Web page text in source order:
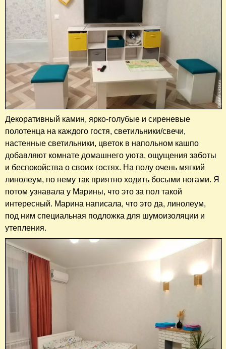
Декоративный камин, ярко-голубые и сиреневые
полотенца на каждого гостя, светильники/свечи,
настенные светильники, цветок в напольном кашпо
добавляют комнате домашнего уюта, ощущения заботы
и беспокойства о своих гостях. На полу очень мягкий
линолеум, по нему так приятно ходить босыми ногами. Я
потом узнавала у Марины, что это за пол такой
интересный. Марина написала, что это да, линолеум,
под ним специальная подложка для шумоизоляции и
утепления.